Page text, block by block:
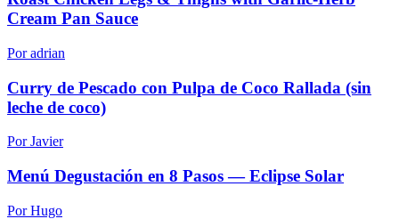
Cream Pan Sauce
Por adrian
Curry de Pescado con Pulpa de Coco Rallada (sin
leche de coco)
Por Javier
Menú Degustación en 8 Pasos — Eclipse Solar
Por Hugo